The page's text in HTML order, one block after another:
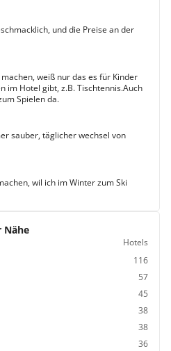
und die Preise an der
weiß nur das es für Kinder
im Hotel gibt, z.B. Tischtennis.Auch
Spielen da.
sauber, täglicher wechsel von
wil ich im Winter zum Ski
Nähe
Hotels
116
57
45
38
38
36